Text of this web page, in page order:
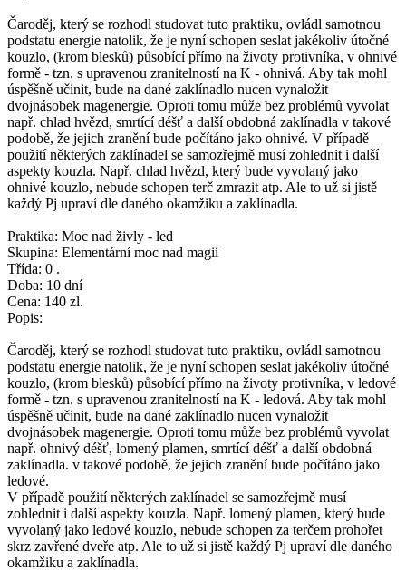
Čaroděj, který se rozhodl studovat tuto praktiku, ovládl samotnou
podstatu energie natolik, že je nyní schopen seslat jakékoliv útočné
kouzlo, (krom blesků) působící přímo na životy protivníka, v ohnivé
formě - tzn. s upravenou zranitelností na K - ohnivá. Aby tak mohl
úspěšně učinit, bude na dané zaklínadlo nucen vynaložit
dvojnásobek magenergie. Oproti tomu může bez problémů vyvolat
např. chlad hvězd, smrtící déšť a další obdobná zaklínadla v takové
podobě, že jejich zranění bude počítáno jako ohnivé. V případě
použití některých zaklínadel se samozřejmě musí zohlednit i další
aspekty kouzla. Např. chlad hvězd, který bude vyvolaný jako
ohnivé kouzlo, nebude schopen terč zmrazit atp. Ale to už si jistě
každý Pj upraví dle daného okamžiku a zaklínadla.
Praktika: Moc nad živly - led
Skupina: Elementární moc nad magií
Třída: 0 .
Doba: 10 dní
Cena: 140 zl.
Popis:
Čaroděj, který se rozhodl studovat tuto praktiku, ovládl samotnou
podstatu energie natolik, že je nyní schopen seslat jakékoliv útočné
kouzlo, (krom blesků) působící přímo na životy protivníka, v ledové
formě - tzn. s upravenou zranitelností na K - ledová. Aby tak mohl
úspěšně učinit, bude na dané zaklínadlo nucen vynaložit
dvojnásobek magenergie. Oproti tomu může bez problémů vyvolat
např. ohnivý déšť, lomený plamen, smrtící déšť a další obdobná
zaklínadla. v takové podobě, že jejich zranění bude počítáno jako
ledové.
V případě použití některých zaklínadel se samozřejmě musí
zohlednit i další aspekty kouzla. Např. lomený plamen, který bude
vyvolaný jako ledové kouzlo, nebude schopen za terčem prohořet
skrz zavřené dveře atp. Ale to už si jistě každý Pj upraví dle daného
okamžiku a zaklínadla.